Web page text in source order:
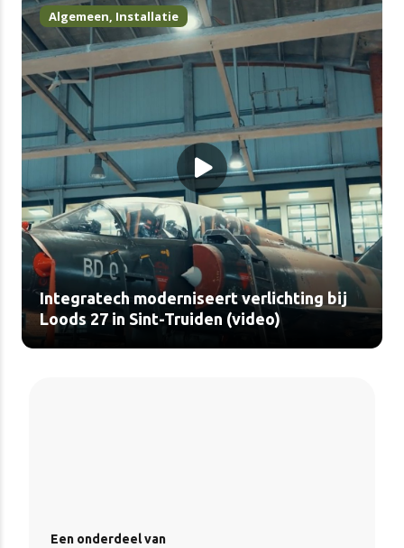
Algemeen, Installatie
Integratech moderniseert verlichting bij
Loods 27 in Sint-Truiden (video)
Een onderdeel van